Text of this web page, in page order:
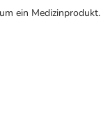
ein Medizinprodukt.